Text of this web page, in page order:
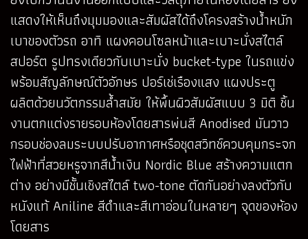
แสดงให้เห็นถึงมุมมองและสัมผัสได้ถึงโครงสร้างน้ำหนัก
เบาของตัวรถ อาทิ แผงคอนโซลหน้าและเบาะนั่งสไตล์
สปอร์ต รูปทรงเดียวกับเบาะนั่ง bucket-type ในรถแข่ง
พร้อมสัญลักษณ์ตัวอักษร ปอร์เช่เรืองแสง แผงประตู
ผลิตด้วยนวัตกรรมล้ำสมัย ให้พื้นผิวสัมผัสแบบ 3 มิติ ชิ้น
งานตกแต่งรายรอบห้องโดยสารพ่นสี Anodised มันวาว
กรอบช่องลมระบบปรับอากาศหรือชุดสวิทช์ควบคุมกระจก
ไฟฟ้าที่สวยหรูจากสีน้ำเงิน Nordic Blue สร้างความแตก
ต่าง อย่างมีชั้นเชิงสไตล์ two-tone ตัดกันอย่างลงตัวกับ
หนังแท้ Aniline สีดำและสีเทาอ่อนในหลายๆ จุดของห้อง
โดยสาร